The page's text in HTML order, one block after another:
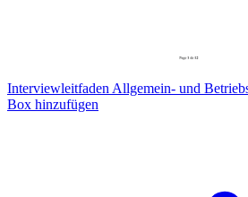
Interviewleitfaden Allgemein- und
Box hinzufügen